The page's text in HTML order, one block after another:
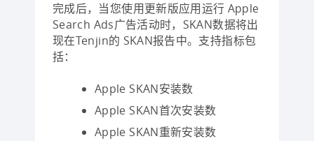
完成后，当您使用更新版应用运行 Apple
Search Ads广告活动时，SKAN数据将出
现在Tenjin的 SKAN报告中。支持指标包
括：
Apple SKAN安装数
Apple SKAN首次安装数
Apple SKAN重新安装数